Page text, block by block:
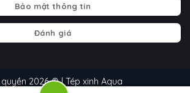
Bảo mật thông tin
Đánh giá
2026 © | Tép xinh Aqua